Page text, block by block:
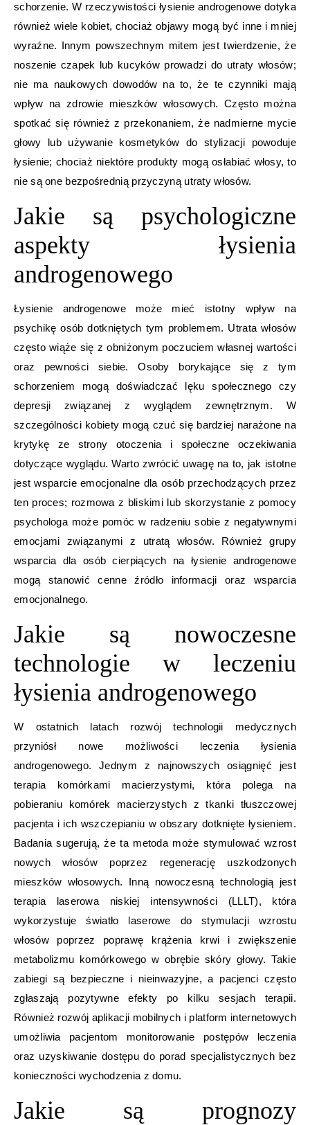
schorzenie. W rzeczywistości łysienie androgenowe dotyka
również wiele kobiet, chociaż objawy mogą być inne i mniej
wyraźne. Innym powszechnym mitem jest twierdzenie, że
noszenie czapek lub kucyków prowadzi do utraty włosów;
nie ma naukowych dowodów na to, że te czynniki mają
wpływ na zdrowie mieszków włosowych. Często można
spotkać się również z przekonaniem, że nadmierne mycie
głowy lub używanie kosmetyków do stylizacji powoduje
łysienie; chociaż niektóre produkty mogą osłabiać włosy, to
nie są one bezpośrednią przyczyną utraty włosów.
Jakie są psychologiczne
aspekty łysienia
androgenowego
Łysienie androgenowe może mieć istotny wpływ na
psychikę osób dotkniętych tym problemem. Utrata włosów
często wiąże się z obniżonym poczuciem własnej wartości
oraz pewności siebie. Osoby borykające się z tym
schorzeniem mogą doświadczać lęku społecznego czy
depresji związanej z wyglądem zewnętrznym. W
szczególności kobiety mogą czuć się bardziej narażone na
krytykę ze strony otoczenia i społeczne oczekiwania
dotyczące wyglądu. Warto zwrócić uwagę na to, jak istotne
jest wsparcie emocjonalne dla osób przechodzących przez
ten proces; rozmowa z bliskimi lub skorzystanie z pomocy
psychologa może pomóc w radzeniu sobie z negatywnymi
emocjami związanymi z utratą włosów. Również grupy
wsparcia dla osób cierpiących na łysienie androgenowe
mogą stanowić cenne źródło informacji oraz wsparcia
emocjonalnego.
Jakie są nowoczesne
technologie w leczeniu
łysienia androgenowego
W ostatnich latach rozwój technologii medycznych
przyniósł nowe możliwości leczenia łysienia
androgenowego. Jednym z najnowszych osiągnięć jest
terapia komórkami macierzystymi, która polega na
pobieraniu komórek macierzystych z tkanki tłuszczowej
pacjenta i ich wszczepianiu w obszary dotknięte łysieniem.
Badania sugerują, że ta metoda może stymulować wzrost
nowych włosów poprzez regenerację uszkodzonych
mieszków włosowych. Inną nowoczesną technologią jest
terapia laserowa niskiej intensywności (LLLT), która
wykorzystuje światło laserowe do stymulacji wzrostu
włosów poprzez poprawę krążenia krwi i zwiększenie
metabolizmu komórkowego w obrębie skóry głowy. Takie
zabiegi są bezpieczne i nieinwazyjne, a pacjenci często
zgłaszają pozytywne efekty po kilku sesjach terapii.
Również rozwój aplikacji mobilnych i platform internetowych
umożliwia pacjentom monitorowanie postępów leczenia
oraz uzyskiwanie dostępu do porad specjalistycznych bez
konieczności wychodzenia z domu.
Jakie są prognozy